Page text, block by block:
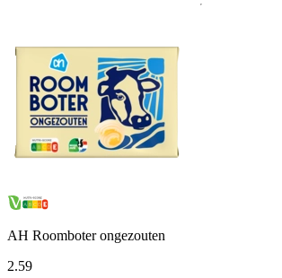
AH Roomboter ongezouten
2.59